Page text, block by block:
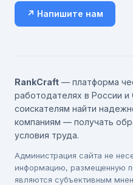
↗ Напишите нам
RankCraft — платформа
работодателях в России
соискателям найти
компаниям — получать
условия труда.
Администрация сайта не
информацию, размещенную
являются субъективным